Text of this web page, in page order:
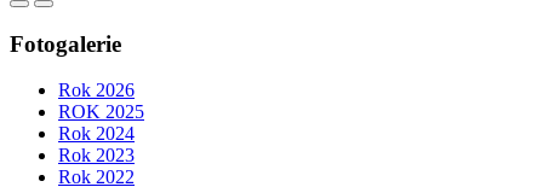
Fotogalerie
Rok 2026
ROK 2025
Rok 2024
Rok 2023
Rok 2022